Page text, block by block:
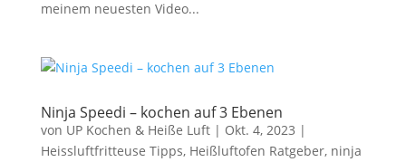
meinem neuesten Video...
Ninja Speedi – kochen auf 3 Ebenen
von UP Kochen & Heiße Luft| Okt. 4, 2023 |
Heissluftfritteuse Tipps, Heißluftofen Ratgeber, ninja